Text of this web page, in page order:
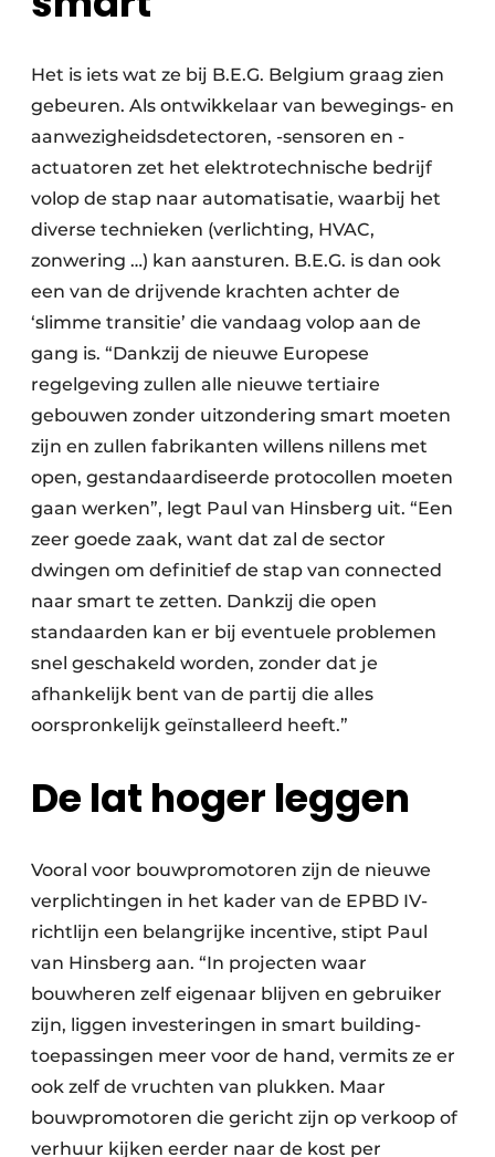
Het is iets wat ze bij B.E.G. Belgium graag zien
gebeuren. Als ontwikkelaar van bewegings- en
aanwezigheidsdetectoren, -sensoren en -
actuatoren zet het elektrotechnische bedrijf
volop de stap naar automatisatie, waarbij het
diverse technieken (verlichting, HVAC,
zonwering …) kan aansturen. B.E.G. is dan ook
een van de drijvende krachten achter de
‘slimme transitie’ die vandaag volop aan de
gang is. “Dankzij de nieuwe Europese
regelgeving zullen alle nieuwe tertiaire
gebouwen zonder uitzondering smart moeten
zijn en zullen fabrikanten willens nillens met
open, gestandaardiseerde protocollen moeten
gaan werken”, legt Paul van Hinsberg uit. “Een
zeer goede zaak, want dat zal de sector
dwingen om definitief de stap van connected
naar smart te zetten. Dankzij die open
standaarden kan er bij eventuele problemen
snel geschakeld worden, zonder dat je
afhankelijk bent van de partij die alles
oorspronkelijk geïnstalleerd heeft.”
De lat hoger leggen
Vooral voor bouwpromotoren zijn de nieuwe
verplichtingen in het kader van de EPBD IV-
richtlijn een belangrijke incentive, stipt Paul
van Hinsberg aan. “In projecten waar
bouwheren zelf eigenaar blijven en gebruiker
zijn, liggen investeringen in smart building-
toepassingen meer voor de hand, vermits ze er
ook zelf de vruchten van plukken. Maar
bouwpromotoren die gericht zijn op verkoop of
verhuur kijken eerder naar de kost per